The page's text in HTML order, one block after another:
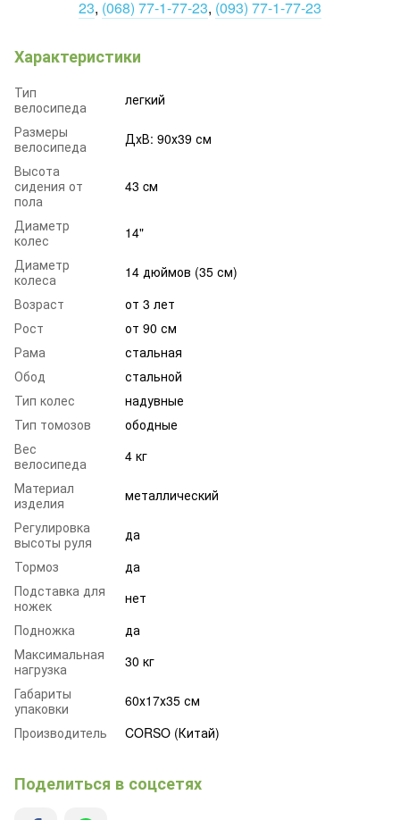
23, (068) 77-1-77-23, (093) 77-1-77-23
Характеристики
Тип
велосипеда
легкий
Размеры
велосипеда
ДхВ: 90х39 см
Высота
сидения от
пола
43 cм
Диаметр
колес
14"
Диаметр
колеса
14 дюймов (35 см)
Возраст
от 3 лет
Рост
от 90 см
Рама
стальная
Обод
стальной
Тип колес
надувные
Тип томозов
ободные
Вес
велосипеда
4 кг
Материал
изделия
металлический
Регулировка
высоты руля
да
Тормоз
да
Подставка для
ножек
нет
Подножка
да
Максимальная
нагрузка
30 кг
Габариты
упаковки
60х17х35 см
Производитель
CORSO (Китай)
Поделиться в соцсетях